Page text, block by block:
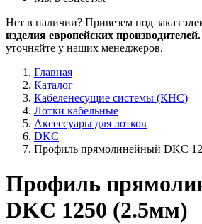
Нет в наличии? Привезем под заказ
изделия европейских производителей.
уточняйте у наших менеджеров.
Главная
Каталог
Кабеленесущие системы (КНС)
Лотки кабельные
Аксессуары для лотков
DKC
Профиль прямолинейный DKC
Профиль
DKC 1250 (2.5мм)